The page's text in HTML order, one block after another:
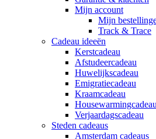
Mijn account
Mijn
Track & Trace
Cadeau ideeën
Kerstcadeau
Afstudeercadeau
Huwelijkscadeau
Emigratiecadeau
Kraamcadeau
Housewarmingcadeau
Verjaardagscadeau
Steden cadeaus
Amsterdam cadeaus